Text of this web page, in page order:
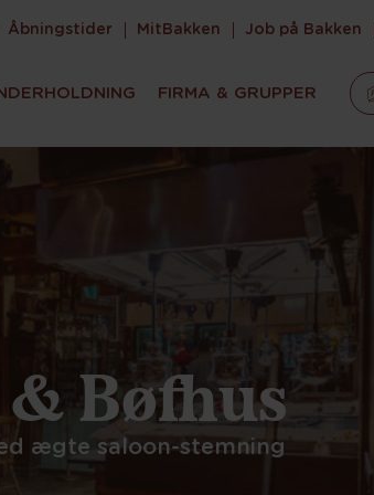
Åbningstider MitBakken Job på Bakken
FIRMA & GRUPPER
og Bøfhus
med ægte saloon-stemning